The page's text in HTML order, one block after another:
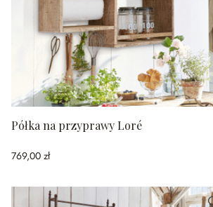
Półka na przyprawy Loré
769,00 zł